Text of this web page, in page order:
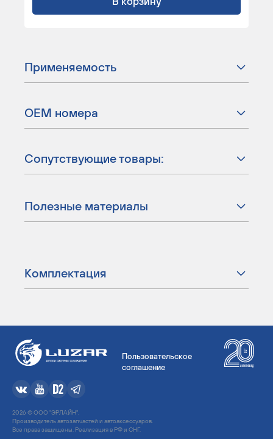
Применяемость
ОЕМ номера
Сопутствующие товары:
Полезные материалы
Комплектация
Пользовательское
соглашение
2026 © ООО "ЭРЛАЙН".
Производитель автозапчастей и автоаксессуаров.
Все права защищены. Реализация в РФ и СНГ.